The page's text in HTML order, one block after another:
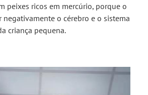
peixes ricos em mercúrio, porque o
negativamente o cérebro e o sistema
criança pequena.